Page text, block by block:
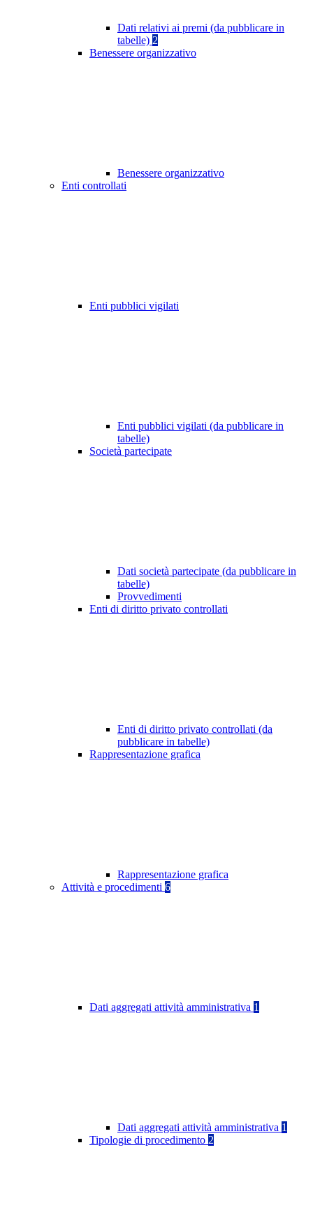
Dati relativi ai premi (da pubblicare in
tabelle) 2
Benessere organizzativo
Benessere organizzativo
Enti controllati
Enti pubblici vigilati
Enti pubblici vigilati (da pubblicare in
tabelle)
Società partecipate
Dati società partecipate (da pubblicare in
tabelle)
Provvedimenti
Enti di diritto privato controllati
Enti di diritto privato controllati (da
pubblicare in tabelle)
Rappresentazione grafica
Rappresentazione grafica
Attività e procedimenti 6
Dati aggregati attività amministrativa 1
Dati aggregati attività amministrativa 1
Tipologie di procedimento 2